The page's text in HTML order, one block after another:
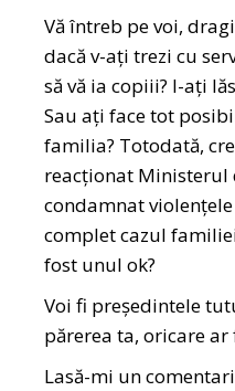
Vă întreb pe voi,
dacă v-ați trezi cu
să vă ia copiii? I-ați
Sau ați face tot
familia? Totodată,
reacționat Ministerul
condamnat
complet cazul
fost unul ok?
Voi fi președintele
părerea ta, oricare ar
Lasă-mi un